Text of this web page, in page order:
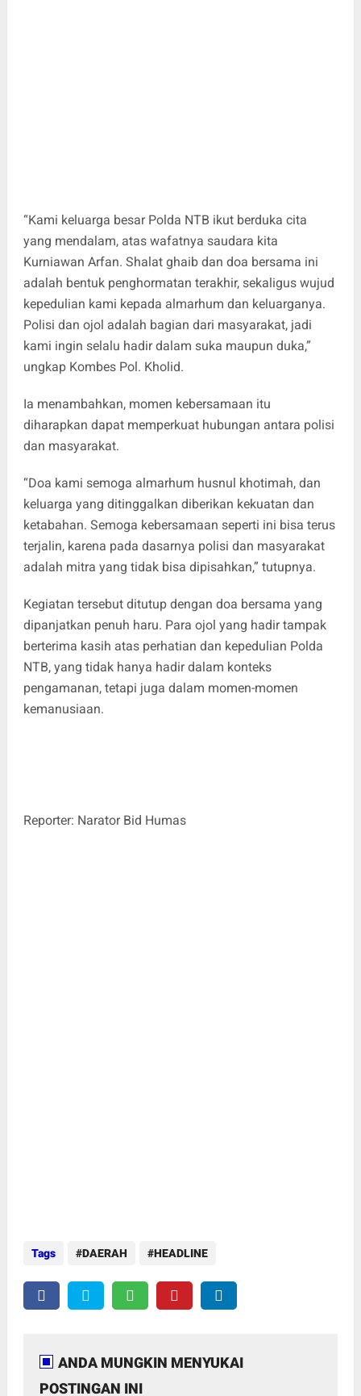
“Kami keluarga besar Polda NTB ikut berduka cita
yang mendalam, atas wafatnya saudara kita
Kurniawan Arfan. Shalat ghaib dan doa bersama ini
adalah bentuk penghormatan terakhir, sekaligus wujud
kepedulian kami kepada almarhum dan keluarganya.
Polisi dan ojol adalah bagian dari masyarakat, jadi
kami ingin selalu hadir dalam suka maupun duka,”
ungkap Kombes Pol. Kholid.
Ia menambahkan, momen kebersamaan itu
diharapkan dapat memperkuat hubungan antara polisi
dan masyarakat.
“Doa kami semoga almarhum husnul khotimah, dan
keluarga yang ditinggalkan diberikan kekuatan dan
ketabahan. Semoga kebersamaan seperti ini bisa terus
terjalin, karena pada dasarnya polisi dan masyarakat
adalah mitra yang tidak bisa dipisahkan,” tutupnya.
Kegiatan tersebut ditutup dengan doa bersama yang
dipanjatkan penuh haru. Para ojol yang hadir tampak
berterima kasih atas perhatian dan kepedulian Polda
NTB, yang tidak hanya hadir dalam konteks
pengamanan, tetapi juga dalam momen-momen
kemanusiaan.
Reporter: Narator Bid Humas
Tags DAERAH HEADLINE
ANDA MUNGKIN MENYUKAI
POSTINGAN INI